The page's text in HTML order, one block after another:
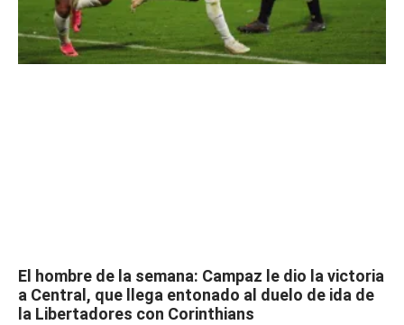
El hombre de la semana: Campaz le dio la victoria
a Central, que llega entonado al duelo de ida de
la Libertadores con Corinthians